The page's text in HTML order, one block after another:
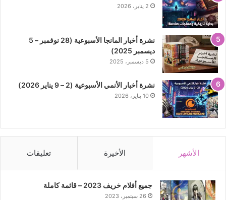
2 يناير، 2026
نشرة أخبار المانجا الأسبوعية (28 نوفمبر – 5
ديسمبر 2025)
5 ديسمبر، 2025
نشرة أخبار الأنمي الأسبوعية (2 – 9 يناير 2026)
10 يناير، 2026
الأشهر الأخيرة تعليقات
جميع أفلام خريف 2023 – قائمة كاملة
26 سبتمبر، 2023